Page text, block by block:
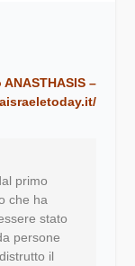
–
primo
che ha
stato
persone
il